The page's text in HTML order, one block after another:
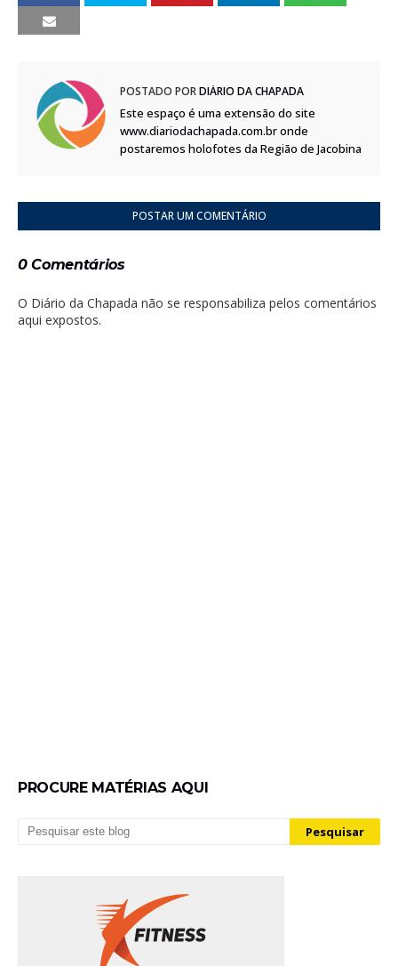
POSTADO PORDIÁRIO DA CHAPADA
Este espaço é uma extensão do site
www.diariodachapada.com.br onde
postaremos holofotes da Região de Jacobina
POSTAR UM COMENTÁRIO
0 Comentários
O Diário da Chapada não se responsabiliza pelos comentários
aqui expostos.
PROCURE MATÉRIAS AQUI